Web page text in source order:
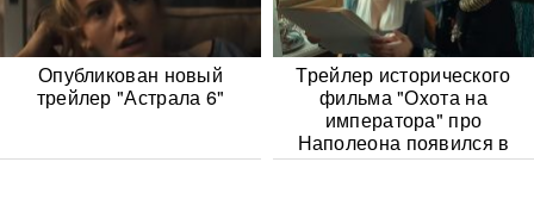
Опубликован новый
трейлер "Астрала 6"
Трейлер исторического
фильма "Охота на
императора" про
Наполеона появился в
Сети